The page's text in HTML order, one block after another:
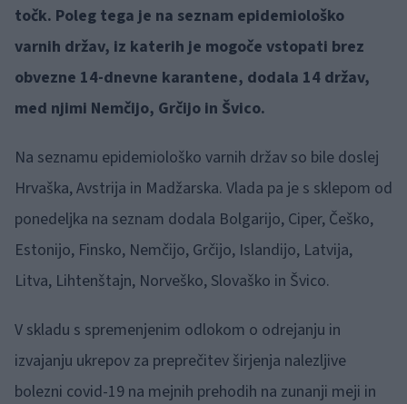
točk. Poleg tega je na seznam epidemiološko
varnih držav, iz katerih je mogoče vstopati brez
obvezne 14-dnevne karantene, dodala 14 držav,
med njimi Nemčijo, Grčijo in Švico.
Na seznamu epidemiološko varnih držav so bile doslej
Hrvaška, Avstrija in Madžarska. Vlada pa je s sklepom od
ponedeljka na seznam dodala Bolgarijo, Ciper, Češko,
Estonijo, Finsko, Nemčijo, Grčijo, Islandijo, Latvija,
Litva, Lihtenštajn, Norveško, Slovaško in Švico.
V skladu s spremenjenim odlokom o odrejanju in
izvajanju ukrepov za preprečitev širjenja nalezljive
bolezni covid-19 na mejnih prehodih na zunanji meji in